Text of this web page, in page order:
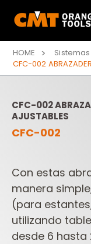
HOME
CFC-002
CFC-002
AJUSTABLES
CFC-002
Con estas
manera
(para
utilizando
desde 6 hasta